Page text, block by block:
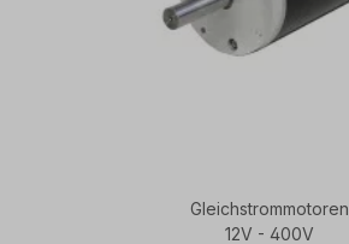
Gleichstrommotoren
12V - 400V